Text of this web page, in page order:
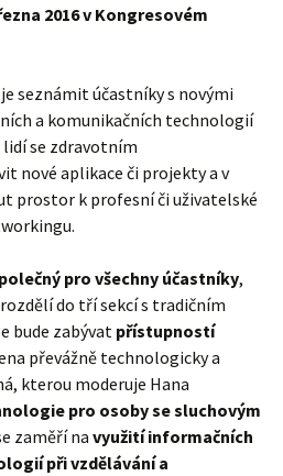
2016 v Kongresovém
seznámit účastníky s novými
a komunikačních technologií
se zdravotním
nové aplikace či projekty a v
prostor k profesní či uživatelské
pro všechny účastníky,
do tří sekcí s tradičním
bude zabývat přístupností
převážně technologicky a
kterou moderuje Hana
pro osoby se sluchovým
zaměří na využití informačních
při vzdělávání a